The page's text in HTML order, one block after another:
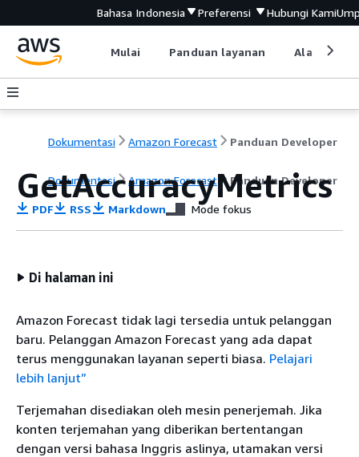
Bahasa Indonesia Preferensi Hubungi Kami
Mulai Panduan layanan Alat
Dokumentasi Amazon Forecast Panduan Developer
Dokumentasi Amazon Forecast Panduan Developer
GetAccuracyMetrics
PDF RSS Markdown Mode fokus
Di halaman ini
Amazon Forecast tidak lagi tersedia untuk pelanggan
baru. Pelanggan Amazon Forecast yang ada dapat
terus menggunakan layanan seperti biasa. Pelajari
lebih lanjut”
Terjemahan disediakan oleh mesin penerjemah. Jika
konten terjemahan yang diberikan bertentangan
dengan versi bahasa Inggris aslinya, utamakan versi